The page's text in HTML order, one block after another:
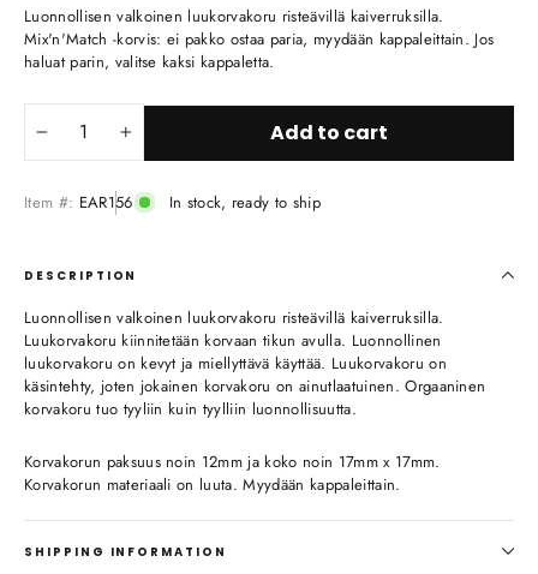
Luonnollisen valkoinen luukorvakoru risteävillä kaiverruksilla.
Mix'n'Match -korvis: ei pakko ostaa paria, myydään kappaleittain. Jos
haluat parin, valitse kaksi kappaletta.
+ Add to cart
Item #: EAR156 In stock, ready to ship
DESCRIPTION
Luonnollisen valkoinen luukorvakoru risteävillä kaiverruksilla.
Luukorvakoru kiinnitetään korvaan tikun avulla. Luonnollinen
luukorvakoru on kevyt ja miellyttävä käyttää. Luukorvakoru on
käsintehty, joten jokainen korvakoru on ainutlaatuinen. Orgaaninen
korvakoru tuo tyyliin kuin tyylliin luonnollisuutta.
Korvakorun paksuus noin 12mm ja koko noin 17mm x 17mm.
Korvakorun materiaali on luuta. Myydään kappaleittain.
SHIPPING INFORMATION